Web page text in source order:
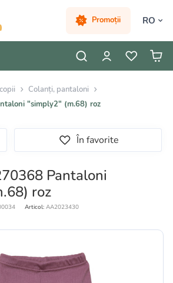
Promoții RO
Colanți, pantaloni
"simply2" (m.68) roz
În favorite
Pantaloni
roz
Articol: AA2023430